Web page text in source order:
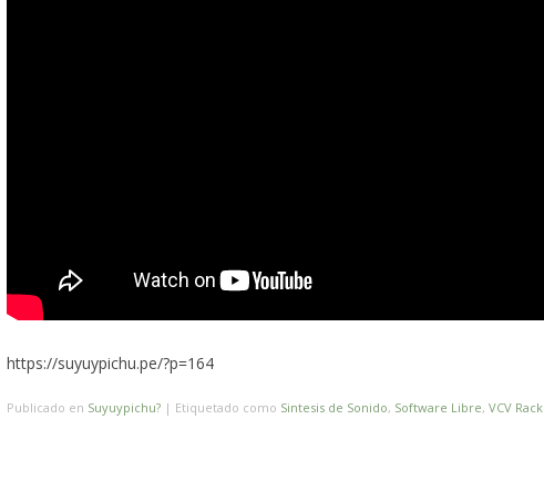
https://suyuypichu.pe/?p=164
Publicado en Suyuypichu? | Etiquetado como Sintesis de Sonido, Software Libre, VCV Rack